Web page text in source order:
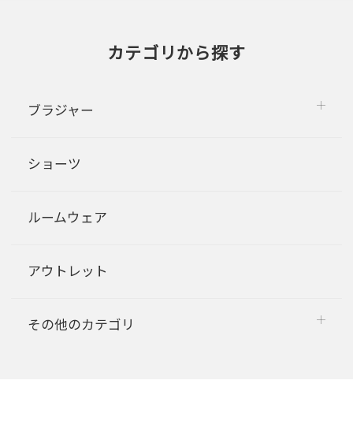
カテゴリから探す
ブラジャー
ショーツ
ルームウェア
アウトレット
その他のカテゴリ